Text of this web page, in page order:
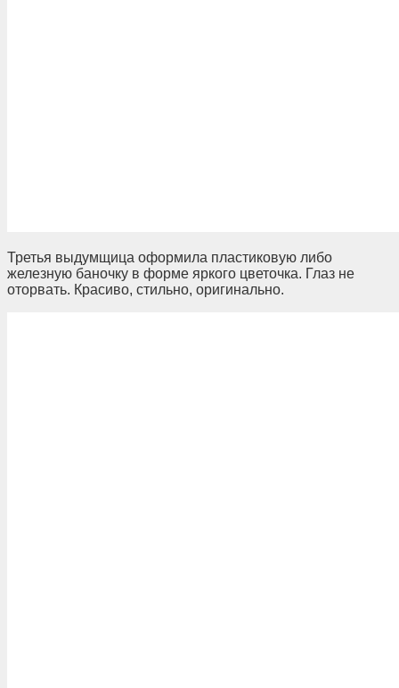
Третья выдумщица оформила пластиковую либо
железную баночку в форме яркого цветочка. Глаз не
оторвать. Красиво, стильно, оригинально.